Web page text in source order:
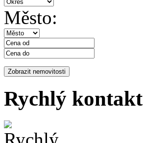
Město:
Rychlý kontakt